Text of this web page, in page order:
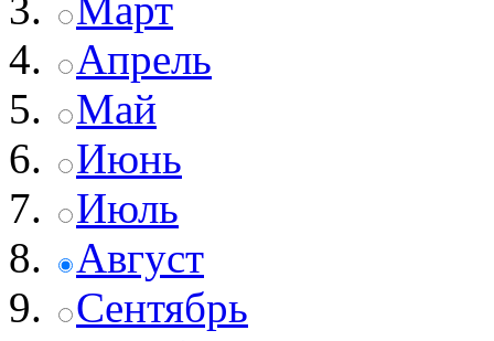
Апрель
Май
Июнь
Июль
Август
Сентябрь